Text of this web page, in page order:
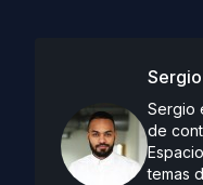
Sergio
de
temas